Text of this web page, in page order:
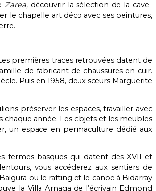
Zarea,découvrir la sélection de la cave-
le chapelle art déco avec ses peintures,
premières traces retrouvées datent de
de fabricant de chaussures en cuir.
Puis en 1958, deux sœurs Marguerite
préserver les espaces, travailler avec
chaque année. Les objets et les meubles
un espace en permaculture dédié aux
fermes basques qui datent des XVII et
vous accéderez aux sentiers de
ou le rafting et le canoë à Bidarray
la Villa Arnaga de l’écrivain Edmond